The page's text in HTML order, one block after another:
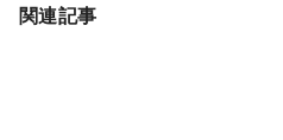
関連記事